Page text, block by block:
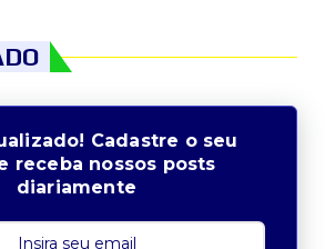
Cadastre o seu
receba nossos posts
diariamente